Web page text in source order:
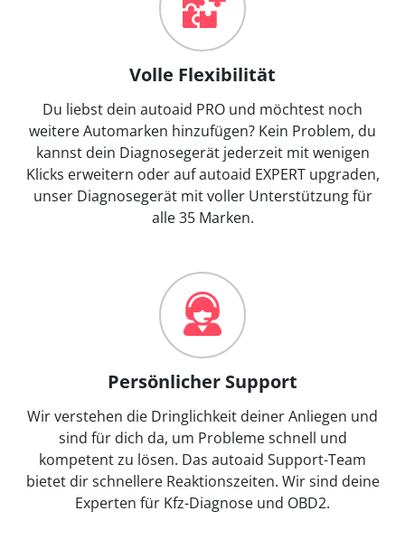
Volle Flexibilität
Du liebst dein autoaid PRO und möchtest noch
weitere Automarken hinzufügen? Kein Problem, du
kannst dein Diagnosegerät jederzeit mit wenigen
Klicks erweitern oder auf autoaid EXPERT upgraden,
unser Diagnosegerät mit voller Unterstützung für
alle 35 Marken.
Persönlicher Support
Wir verstehen die Dringlichkeit deiner Anliegen und
sind für dich da, um Probleme schnell und
kompetent zu lösen. Das autoaid Support-Team
bietet dir schnellere Reaktionszeiten. Wir sind deine
Experten für Kfz-Diagnose und OBD2.